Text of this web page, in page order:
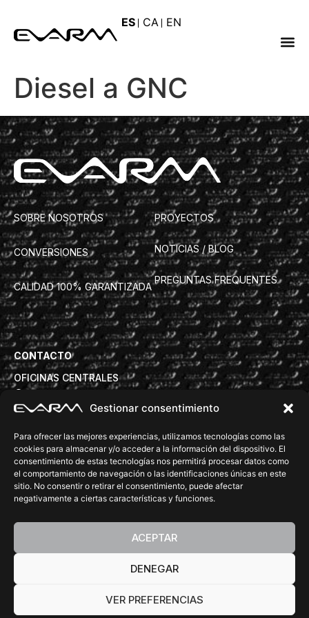
Gestionar consentimiento
Para ofrecer las mejores experiencias, utilizamos tecnologías como las
cookies para almacenar y/o acceder a la información del dispositivo. El
consentimiento de estas tecnologías nos permitirá procesar datos como
el comportamiento de navegación o las identificaciones únicas en este
sitio. No consentir o retirar el consentimiento, puede afectar
negativamente a ciertas características y funciones.
ACEPTAR
DENEGAR
VER PREFERENCIAS
ES CA EN
PRIMER AREA
TRUCK – Conversión
Diesel a GNC
SOBRE NOSOTROS
CONVERSIONES
CALIDAD 100% GARANTIZADA
PROYECTOS
NOTICIAS / BLOG
PREGUNTAS FREQUENTES
CONTACTO
OFICINAS CENTRALES
Avd. Torre de la Vila 63B, 08830 Sant Boi de Llobregat
info@evarm.com
+34932809972
DELEGACIONES COMERCIALES
tecnica@evarm.com
+34932809972
SÍGUENOS:
©Copyright 2026 EVARM. All rights reserved.
Barcelona
Política de privacidad Aviso legal